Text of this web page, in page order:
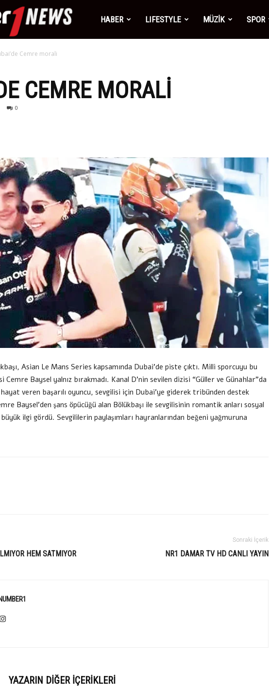
Number1HABER LIFESTYLE MÜZİK SPOR
Cemre morali
CEMRE MORALI
0
Asian Le Mans Series kapsamında Dubai’de piste çıktı. Milli sporcuyu bu
Cemre Baysel yalnız bırakmadı. Kanal D’nin sevilen dizisi “Güller ve Günahlar”da
veren başarılı oyuncu, sevgilisi için Dubai’ye giderek tribünden destek
Baysel’den şans öpücüğü alan Bölükbaşı ile sevgilisinin romantik anları sosyal
ilgi gördü. Sevgililerin paylaşımları hayranlarından beğeni yağmuruna
HEM SATMIYOR
Sonraki İçerik
NR1 DAMAR TV HD CANLI YAYIN
YAZARIN DIĞER İÇERIKLERI